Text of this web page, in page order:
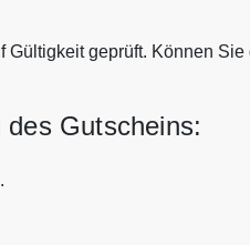
geprüft. Können Sie
Gutscheins: